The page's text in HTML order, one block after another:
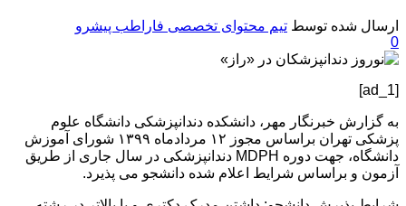
ارسال شده توسط تیم محتوای تخصصی فاراطب پیشرو
0
[ad_1]
به گزارش خبرنگار مهر، دانشکده دندانپزشکی دانشگاه علوم
پزشکی تهران براساس مجوز ۱۲ مردادماه ۱۳۹۹ شورای آموزش
دانشگاه، جهت دوره MDPH دندانپزشکی در سال جاری از طریق
آزمون و براساس شرایط اعلام شده دانشجو می پذیرد.